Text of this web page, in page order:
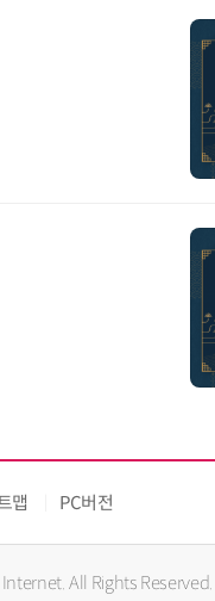
맵 PC버전
All Rights Reserved.